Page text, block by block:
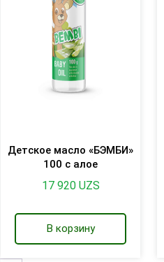
Детское масло «БЭМБИ»
100 с алое
17 920 UZS
В корзину